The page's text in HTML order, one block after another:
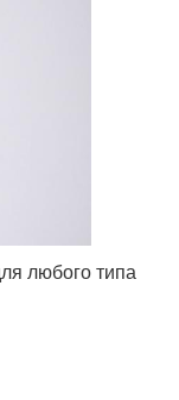
любого типа